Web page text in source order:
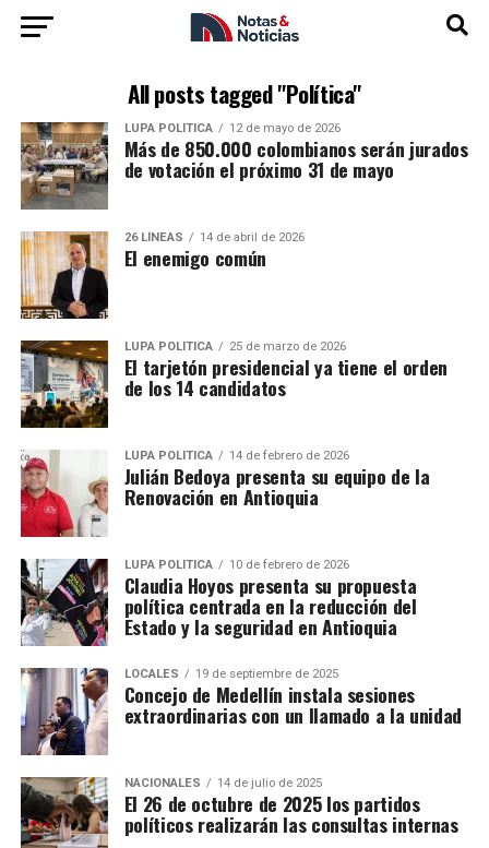
All posts tagged "Política"
LUPA POLÍTICA 12 de mayo de 2026
Más de 850.000 colombianos serán jurados
de votación el próximo 31 de mayo
26 LÍNEAS 14 de abril de 2026
El enemigo común
LUPA POLÍTICA 25 de marzo de 2026
El tarjetón presidencial ya tiene el orden
de los 14 candidatos
LUPA POLÍTICA 14 de febrero de 2026
Julián Bedoya presenta su equipo de la
Renovación en Antioquia
LUPA POLÍTICA 10 de febrero de 2026
Claudia Hoyos presenta su propuesta
política centrada en la reducción del
Estado y la seguridad en Antioquia
LOCALES 19 de septiembre de 2025
Concejo de Medellín instala sesiones
extraordinarias con un llamado a la unidad
NACIONALES 14 de julio de 2025
El 26 de octubre de 2025 los partidos
políticos realizarán las consultas internas